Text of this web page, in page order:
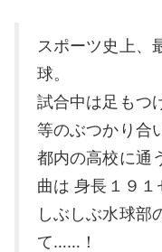
スポーツ史上、
球。
試合中は足もつ
等のぶつかり合
都内の高校に通
曲は 身長１９１
しぶしぶ水球部
て……！